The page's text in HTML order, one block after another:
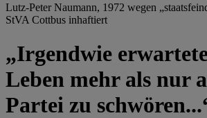
Lutz-Peter Naumann, 1972 wegen
StVA Cottbus inhaftiert
„Irgendwie
Leben mehr als nur
Partei zu